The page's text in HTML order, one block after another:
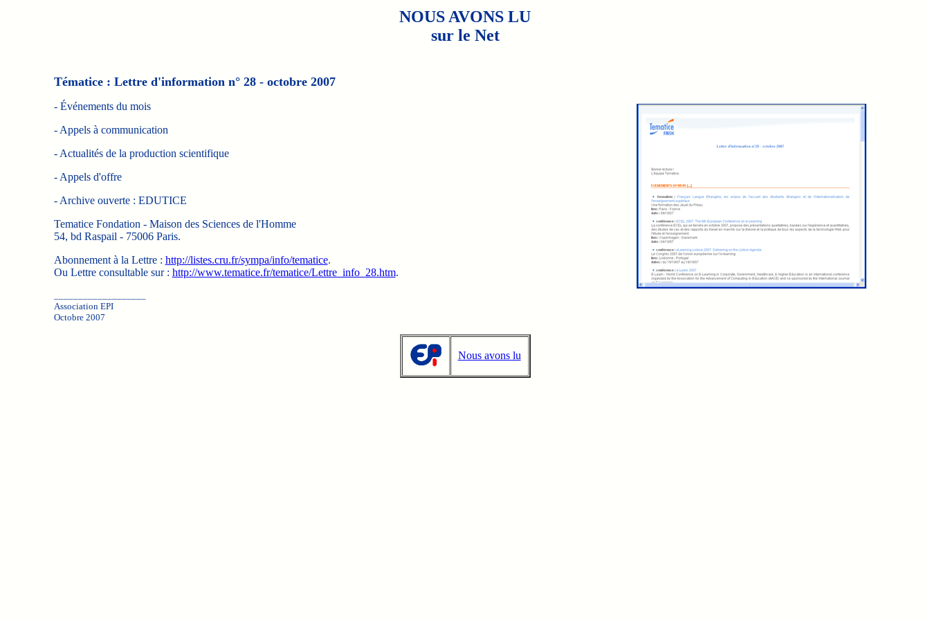
NOUS AVONS LU
sur le Net
Tématice : Lettre d'information n° 28 - octobre 2007
- Événements du mois
- Appels à communication
- Actualités de la production scientifique
- Appels d'offre
- Archive ouverte : EDUTICE
Tematice Fondation - Maison des Sciences de l'Homme
54, bd Raspail - 75006 Paris.
Abonnement à la Lettre : http://listes.cru.fr/sympa/info/tematice.
Ou Lettre consultable sur : http://www.tematice.fr/tematice/Lettre_info_28.htm.
Association EPI
Octobre 2007
Nous avons lu